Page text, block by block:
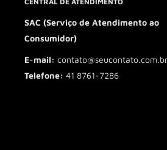
SAC (Serviço de Atendimento ao
Consumidor)
E-mail: contato@seucontato.com.br
Telefone: 41 8761-7286